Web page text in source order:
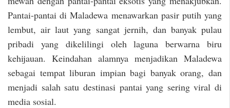
Pantai-pantai di Maladewa menawarkan pasir putih yang
lembut, air laut yang sangat jernih, dan banyak pulau
pribadi yang dikelilingi oleh laguna berwarna biru
kehijauan. Keindahan alamnya menjadikan Maladewa
sebagai tempat liburan impian bagi banyak orang, dan
menjadi salah satu destinasi pantai yang sering viral di
media sosial.